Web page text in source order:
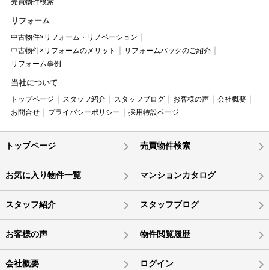
リフォーム
中古物件×リフォーム・リノベーション
中古物件×リフォームのメリット
リフォームパックのご紹介
リフォーム事例
当社について
トップページ スタッフ紹介 スタッフブログ お客様の声
会社概要
お問合せ
プライバシーポリシー 採用特設ページ
トップページ 売買物件検索
お気に入り物件一覧 マンションカタログ
スタッフ紹介 スタッフブログ
お客様の声 物件閲覧履歴
会社概要 ログイン